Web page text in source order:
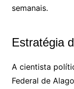
semanais.
Estratégia
A cientista
Federal de